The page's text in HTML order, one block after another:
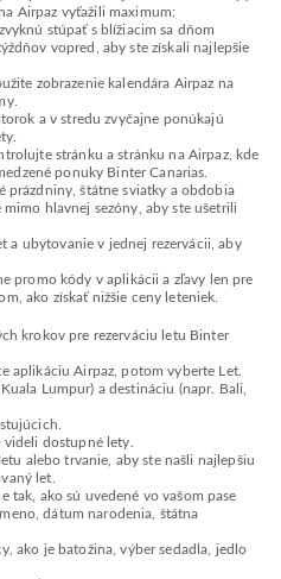
Airpaz vyťažili maximum:
stúpať s blížiacim sa dňom
vopred, aby ste získali najlepšie
zobrazenie kalendára Airpaz na
a v stredu zvyčajne ponúkajú
stránku a stránku na Airpaz, kde
ponuky Binter Canarias.
prázdniny, štátne sviatky a obdobia
hlavnej sezóny, aby ste ušetrili
a ubytovanie v jednej rezervácii, aby
promo kódy v aplikácii a zľavy len pre
ako získať nižšie ceny leteniek.
krokov pre rezerváciu letu Binter
aplikáciu Airpaz, potom vyberte Let.
Lumpur) a destináciu (napr. Bali,
dostupné lety.
alebo trvanie, aby ste našli najlepšiu
let.
tak, ako sú uvedené vo vašom pase
dátum narodenia, štátna
ako je batožina, výber sedadla, jedlo